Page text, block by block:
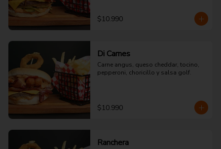
$10.990
Di Carnes
Carne angus, queso cheddar, tocino,
pepperoni, choricillo y salsa golf.
$10.990
Ranchera